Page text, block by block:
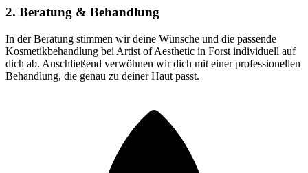
2. Beratung & Behandlung
In der Beratung stimmen wir deine Wünsche und die passende
Kosmetikbehandlung bei Artist of Aesthetic in Forst individuell auf
dich ab. Anschließend verwöhnen wir dich mit einer professionellen
Behandlung, die genau zu deiner Haut passt.